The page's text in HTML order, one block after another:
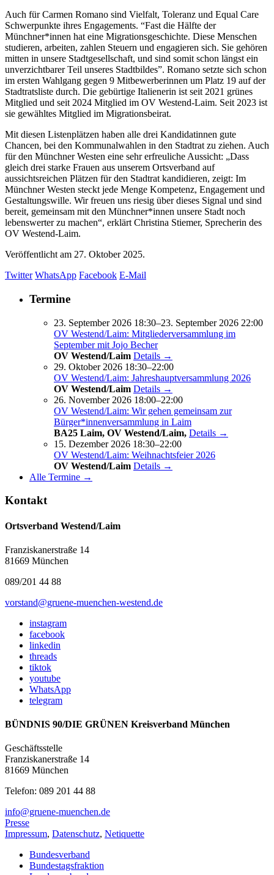
Auch für Carmen Romano sind Vielfalt, Toleranz und Equal Care
Schwerpunkte ihres Engagements. “Fast die Hälfte der
Münchner*innen hat eine Migrationsgeschichte. Diese Menschen
studieren, arbeiten, zahlen Steuern und engagieren sich. Sie gehören
mitten in unsere Stadtgesellschaft, und sind somit schon längst ein
unverzichtbarer Teil unseres Stadtbildes”. Romano setzte sich schon
im ersten Wahlgang gegen 9 Mitbewerberinnen um Platz 19 auf der
Stadtratsliste durch. Die gebürtige Italienerin ist seit 2021 grünes
Mitglied und seit 2024 Mitglied im OV Westend-Laim. Seit 2023 ist
sie gewähltes Mitglied im Migrationsbeirat.
Mit diesen Listenplätzen haben alle drei Kandidatinnen gute
Chancen, bei den Kommunalwahlen in den Stadtrat zu ziehen. Auch
für den Münchner Westen eine sehr erfreuliche Aussicht: „Dass
gleich drei starke Frauen aus unserem Ortsverband auf
aussichtsreichen Plätzen für den Stadtrat kandidieren, zeigt: Im
Münchner Westen steckt jede Menge Kompetenz, Engagement und
Gestaltungswille. Wir freuen uns riesig über dieses Signal und sind
bereit, gemeinsam mit den Münchner*innen unsere Stadt noch
lebenswerter zu machen“, erklärt Christina Stiemer, Sprecherin des
OV Westend-Laim.
Veröffentlicht am 27. Oktober 2025.
Twitter WhatsApp Facebook E-Mail
Termine
23. September 2026 18:30–23. September 2026 22:00
OV Westend/Laim: Mitgliederversammlung im
September mit Jojo Becher
OV Westend/Laim Details →
29. Oktober 2026 18:30–22:00
OV Westend/Laim: Jahreshauptversammlung 2026
OV Westend/Laim Details →
26. November 2026 18:00–22:00
OV Westend/Laim: Wir gehen gemeinsam zur
Bürger*innenversammlung in Laim
BA25 Laim, OV Westend/Laim, Details →
15. Dezember 2026 18:30–22:00
OV Westend/Laim: Weihnachtsfeier 2026
OV Westend/Laim Details →
Alle Termine →
Kontakt
Ortsverband Westend/Laim
Franziskanerstraße 14
81669 München
089/201 44 88
vorstand@gruene-muenchen-westend.de
instagram
facebook
linkedin
threads
tiktok
youtube
WhatsApp
telegram
BÜNDNIS 90/DIE GRÜNEN Kreisverband München
Geschäftsstelle
Franziskanerstraße 14
81669 München
Telefon: 089 201 44 88
info@gruene-muenchen.de
Presse
Impressum, Datenschutz, Netiquette
Bundesverband
Bundestagsfraktion